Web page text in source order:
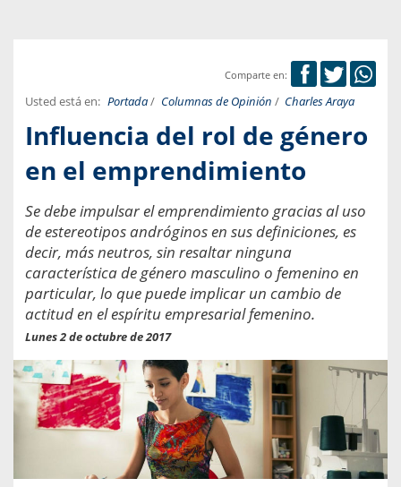
Comparte en:
Usted está en: Portada/ Columnas de Opinión / Charles Araya
Influencia del rol de género
en el emprendimiento
Se debe impulsar el emprendimiento gracias al uso
de estereotipos andróginos en sus definiciones, es
decir, más neutros, sin resaltar ninguna
característica de género masculino o femenino en
particular, lo que puede implicar un cambio de
actitud en el espíritu empresarial femenino.
Lunes 2 de octubre de 2017